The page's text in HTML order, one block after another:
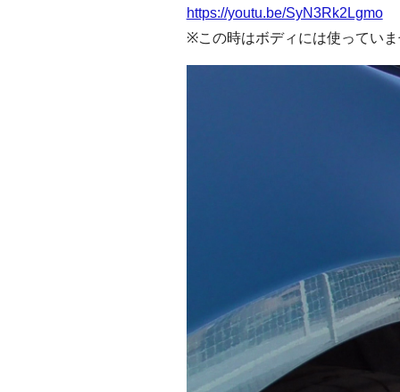
https://youtu.be/SyN3Rk2Lgmo
※この時はボディには使ってい